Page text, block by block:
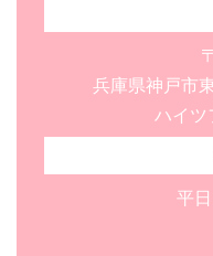
兵庫県神戸市
ハイツ
平